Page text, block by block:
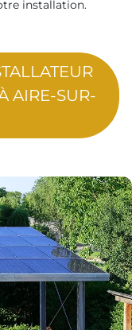
installation.
AIRE-SUR-